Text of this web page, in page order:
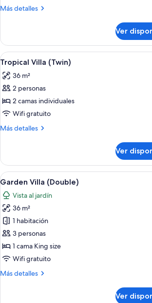
(Double)
Más detalles
Más
Beach
Villa
(Double)
Ver
Ver
todas
las
fotos
de
Tropical
Villa
Habitación
17
Tropical Villa (Twin)
36 m²
2 personas
2 camas individuales
Wifi gratuito
Más detalles
Más
Villa
(Twin)
Ver
Ver
todas
las
fotos
de
Garden
Villa
(Double)
Habitación
15
Garden Villa (Double)
Vista al jardín
36 m²
1 habitación
3 personas
1 cama King size
Wifi gratuito
Más detalles
Más
Ver